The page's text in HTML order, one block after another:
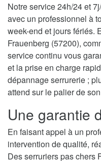
Notre service 24h/24 et
avec un professionnel à
week-end et jours fériés.
Frauenberg (57200),
service continu vous
et la prise en charge
dépannage serrurerie ;
attend sur le palier de
Une garantie
En faisant appel à un
intervention de qualité,
Des serruriers pas chers